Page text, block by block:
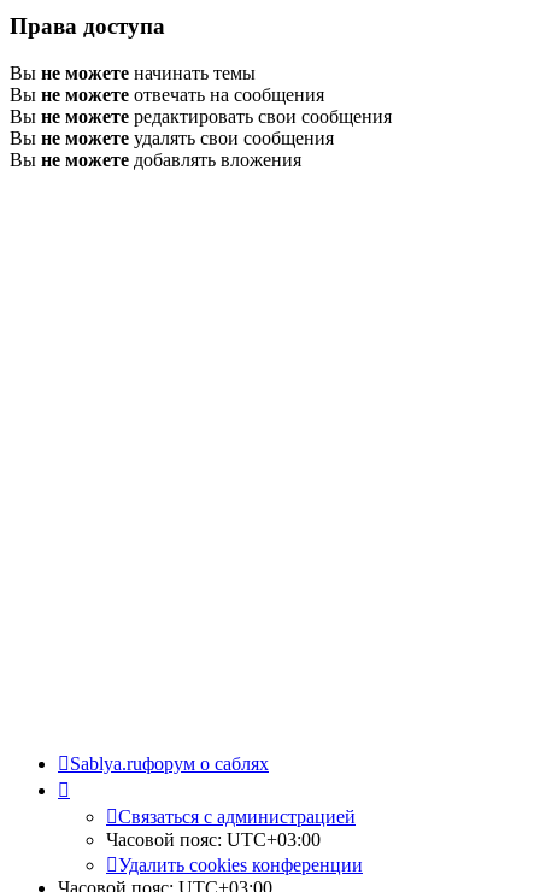
Права доступа
Вы не можете начинать темы
Вы не можете отвечать на сообщения
Вы не можете редактировать свои сообщения
Вы не можете удалять свои сообщения
Вы не можете добавлять вложения
Sablya.ruфорум о саблях
Связаться с администрацией
Часовой пояс: UTC+03:00
Удалить cookies конференции
Часовой пояс: UTC+03:00